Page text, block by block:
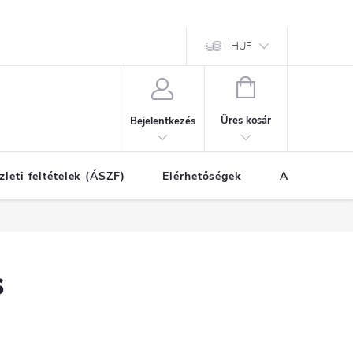
HUF
Bejelentkezés
KOSÁR
Üres kosár
feltételek (ÁSZF) Elérhetőségek A vásárlás